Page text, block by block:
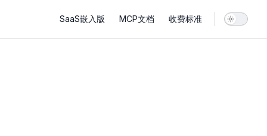
Main Navigation
SaaS嵌入版 MCP文档 收费标准